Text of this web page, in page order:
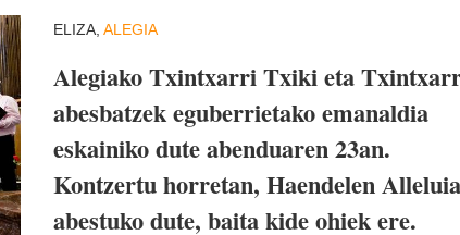
ELIZA, ALEGIA
Alegiako Txintxarri Txiki eta
abesbatzek eguberrietako emanaldia
eskainiko dute abenduaren 23an.
Kontzertu horretan, Haendelen Alleluia
abestuko dute, baita kide ohiek ere.